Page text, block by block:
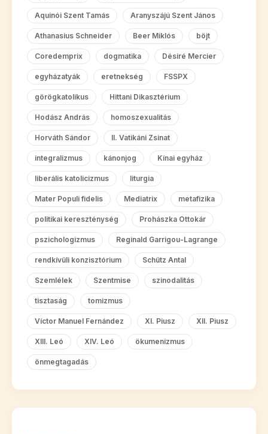
Aquinói Szent Tamás Aranyszájú Szent János
Athanasius Schneider Beer Miklós böjt
Coredemprix dogmatika Désiré Mercier
egyházatyák eretnekség FSSPX
görögkatolikus Hittani Dikasztérium
Hodász András homoszexualitás
Horváth Sándor II. Vatikáni Zsinat
integralizmus kánonjog Kínai egyház
liberális katolicizmus liturgia
Mater Populi fidelis Mediatrix metafizika
politikai kereszténység Prohászka Ottokár
pszichologizmus Reginald Garrigou-Lagrange
rendkívüli konzisztórium Schütz Antal
Szemlélek Szentmise szinodalitás
tisztaság tomizmus
Víctor Manuel Fernández XI. Piusz XII. Piusz
XIII. Leó XIV. Leó ökumenizmus
önmegtagadás